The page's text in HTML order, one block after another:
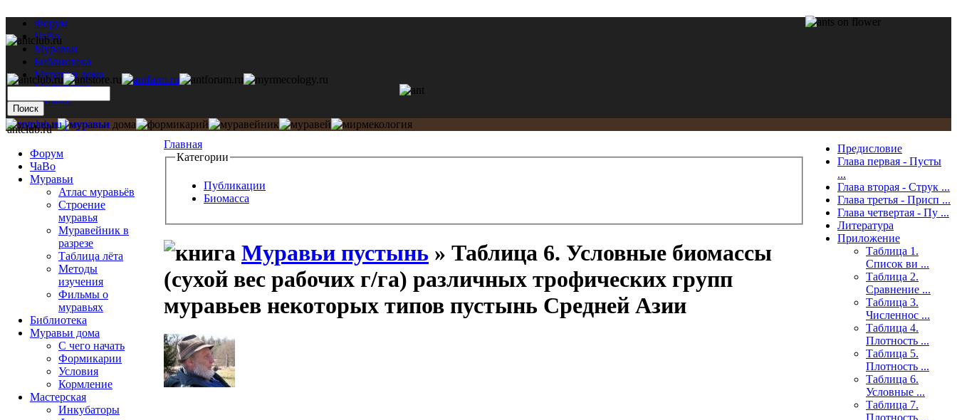
Форум
ЧаВо
Муравьи
Библиотека
Муравьи дома
Мастерская
Каталог
Главная
Категории
Публикации
Биомасса
Муравьи пустынь » Таблица 6. Условные биомассы
(сухой вес рабочих г/га) различных трофических групп
муравьев некоторых типов пустынь Средней Азии
antclub.ru
Форум
ЧаВо
Муравьи
Атлас муравьёв
Строение
муравья
Муравейник в
разрезе
Таблица лёта
Методы
изучения
Фильмы о
муравьях
Библиотека
Муравьи дома
С чего начать
Формикарии
Условия
Кормление
Мастерская
Инкубаторы
Предисловие
Глава первая - Пусты
...
Глава вторая - Струк ...
Глава третья - Присп ...
Глава четвертая - Пу ...
Литература
Приложение
Таблица 1.
Список ви ...
Таблица 2.
Сравнение ...
Таблица 3.
Численнос ...
Таблица 4.
Плотность ...
Таблица 5.
Плотность ...
Таблица 6.
Условные ...
Таблица 7.
Плотность ...